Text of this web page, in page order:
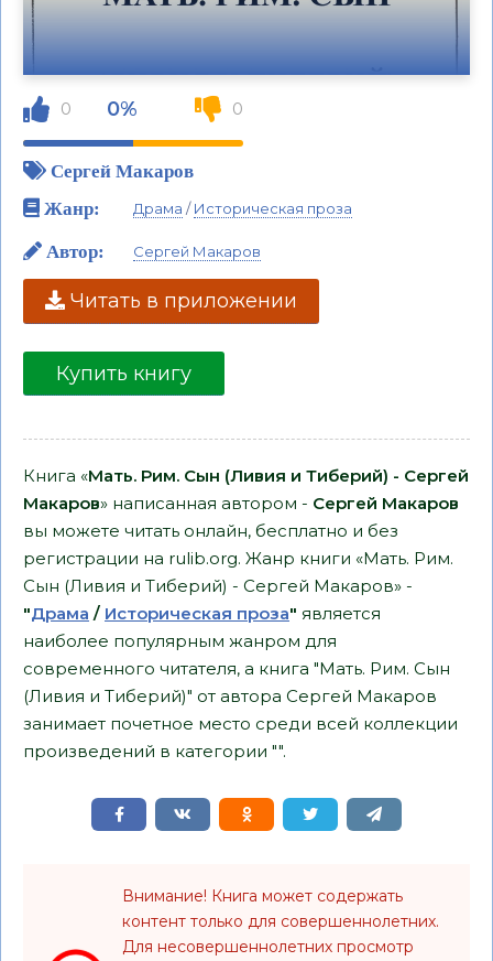
0 0% 0
Сергей Макаров
Жанр:
Драма /Историческая проза
Автор: Сергей Макаров
Читать в приложении
Купить книгу
Книга «Мать. Рим. Сын (Ливия и Тиберий) - Сергей
Макаров» написанная автором - Сергей Макаров
вы можете читать онлайн, бесплатно и без
регистрации на rulib.org. Жанр книги «Мать. Рим.
Сын (Ливия и Тиберий) - Сергей Макаров» -
"Драма / Историческая проза" является
наиболее популярным жанром для
современного читателя, а книга "Мать. Рим. Сын
(Ливия и Тиберий)" от автора Сергей Макаров
занимает почетное место среди всей коллекции
произведений в категории "".
Внимание! Книга может содержать
контент только для совершеннолетних.
Для несовершеннолетних просмотр